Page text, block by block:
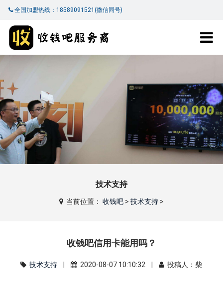
全国加盟热线：18589091521(微信同号)
技术支持
当前位置： 收钱吧> 技术支持>
收钱吧信用卡能用吗？
技术支持 | 2020-08-07 10:10:32 | 投稿人：柴